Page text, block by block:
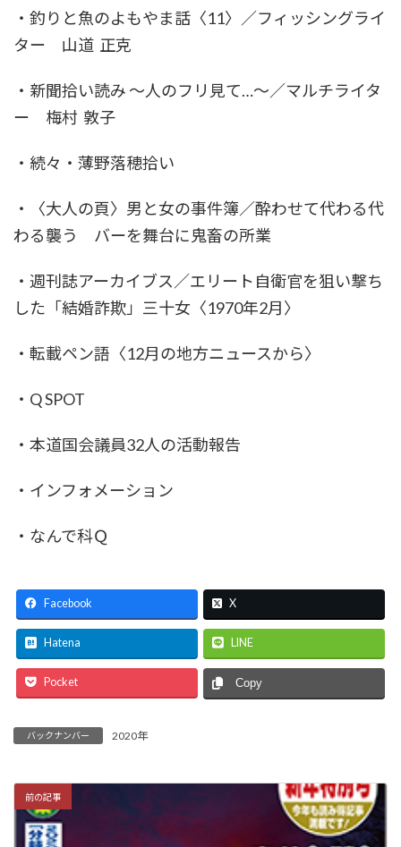
・釣りと魚のよもやま話〈11〉／フィッシングライ
ター 山道 正克
・新聞拾い読み ～人のフリ見て…～／マルチライタ
ー 梅村 敦子
・続々・薄野落穂拾い
・〈大人の頁〉男と女の事件簿／酔わせて代わる代
わる襲う バーを舞台に鬼畜の所業
・週刊誌アーカイブス／エリート自衛官を狙い撃ち
した「結婚詐欺」三十女〈1970年2月〉
・転載ペン語〈12月の地方ニュースから〉
・Q SPOT
・本道国会議員32人の活動報告
・インフォメーション
・なんで科Ｑ
Facebook X
Hatena LINE
Pocket Copy
バックナンバー 2020年
前の記事